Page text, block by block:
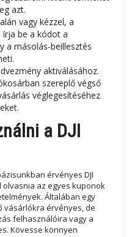
azt.
vagy kézzel, a
írja be a kódot a
a másolás-beillesztés
aktiválásához.
szereplő végső
véglegesítéséhez
a DJI
érvényes DJI
olvasnia az egyes kuponok
Általában egy
vásárlókra érvényes, de
felhasználóira vagy a
Kövesse könnyen